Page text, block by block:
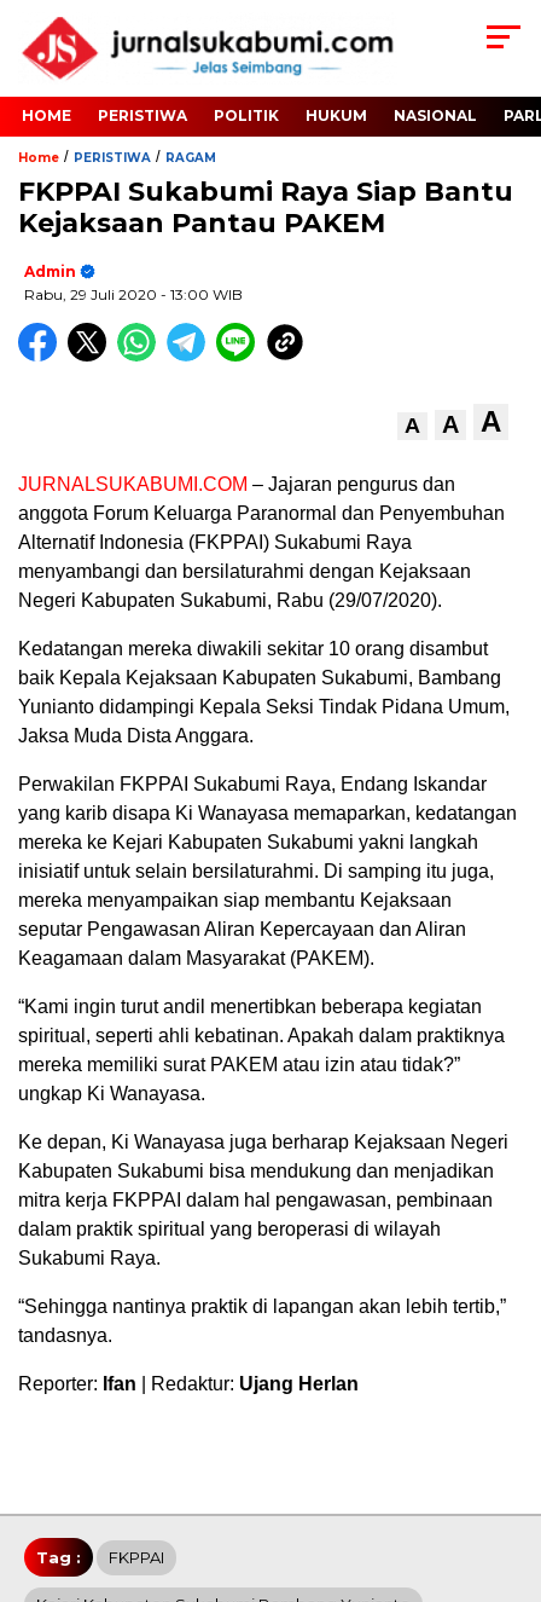
HOME PERISTIWA POLITIK HUKUM NASIONAL
Home / PERISTIWA / RAGAM
FKPPAI Sukabumi Raya Siap Bantu
Kejaksaan Pantau PAKEM
Admin
Rabu, 29 Juli 2020 - 13:00 WIB
A A A
JURNALSUKABUMI.COM – Jajaran pengurus dan
anggota Forum Keluarga Paranormal dan Penyembuhan
Alternatif Indonesia (FKPPAI) Sukabumi Raya
menyambangi dan bersilaturahmi dengan Kejaksaan
Negeri Kabupaten Sukabumi, Rabu (29/07/2020).
Kedatangan mereka diwakili sekitar 10 orang disambut
baik Kepala Kejaksaan Kabupaten Sukabumi, Bambang
Yunianto didampingi Kepala Seksi Tindak Pidana Umum,
Jaksa Muda Dista Anggara.
Perwakilan FKPPAI Sukabumi Raya, Endang Iskandar
yang karib disapa Ki Wanayasa memaparkan, kedatangan
mereka ke Kejari Kabupaten Sukabumi yakni langkah
inisiatif untuk selain bersilaturahmi. Di samping itu juga,
mereka menyampaikan siap membantu Kejaksaan
seputar Pengawasan Aliran Kepercayaan dan Aliran
Keagamaan dalam Masyarakat (PAKEM).
“Kami ingin turut andil menertibkan beberapa kegiatan
spiritual, seperti ahli kebatinan. Apakah dalam praktiknya
mereka memiliki surat PAKEM atau izin atau tidak?”
ungkap Ki Wanayasa.
Ke depan, Ki Wanayasa juga berharap Kejaksaan Negeri
Kabupaten Sukabumi bisa mendukung dan menjadikan
mitra kerja FKPPAI dalam hal pengawasan, pembinaan
dalam praktik spiritual yang beroperasi di wilayah
Sukabumi Raya.
“Sehingga nantinya praktik di lapangan akan lebih tertib,”
tandasnya.
Reporter: Ifan | Redaktur: Ujang Herlan
Tag : FKPPAI